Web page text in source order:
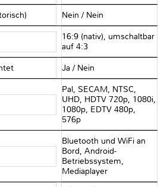
Nein / Nein
16:9 (nativ), umschaltbar
auf 4:3
Ja / Nein
Pal, SECAM, NTSC,
UHD, HDTV 720p, 1080i,
1080p, EDTV 480p,
576p
Bluetooth und WiFi an
Bord, Android-
Betriebssystem,
Mediaplayer